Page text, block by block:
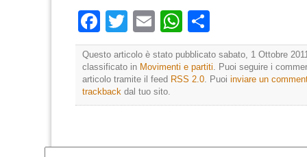
Facebook
TwitterEmailWhatsApp
Questo articolo è stato pubblicato sabato, 1 Ottobre
classificato in Movimenti e partiti. Puoi seguire i
articolo tramite il feed RSS 2.0. Puoi inviare un
trackback dal tuo sito.